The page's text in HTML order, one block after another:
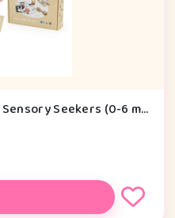
Kid'oh Grow-With-Me Box - Sensory Seekers (0-6 mdr.)